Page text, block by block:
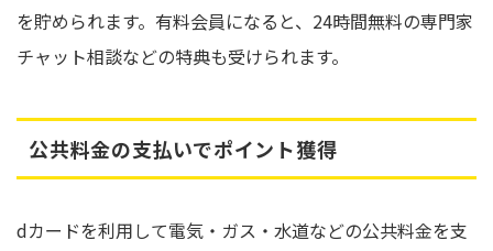
を貯められます。有料会員になると、24時間無料の専門家
チャット相談などの特典も受けられます。
公共料金の支払いでポイント獲得
dカードを利用して電気・ガス・水道などの公共料金を支